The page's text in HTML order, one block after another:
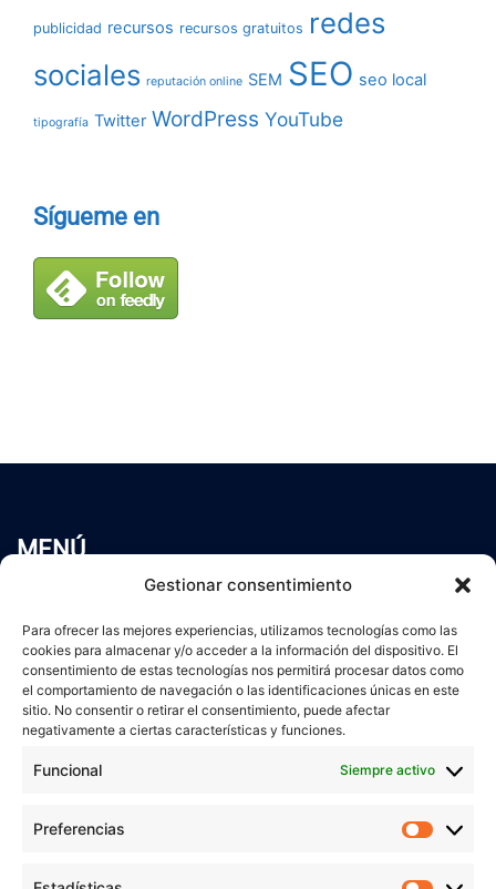
Gestionar consentimiento
Para ofrecer las mejores experiencias, utilizamos tecnologías como las
cookies para almacenar y/o acceder a la información del dispositivo. El
consentimiento de estas tecnologías nos permitirá procesar datos como
el comportamiento de navegación o las identificaciones únicas en este
sitio. No consentir o retirar el consentimiento, puede afectar
negativamente a ciertas características y funciones.
Funcional Siempre activo
Preferencias
publicidad recursos recursos gratuitos redes
sociales reputación online SEM SEO seo local
tipografía Twitter WordPress YouTube
Sígueme en
MENÚ
Servicios
Blog
Contacto
Aviso Legal
Política de cookies